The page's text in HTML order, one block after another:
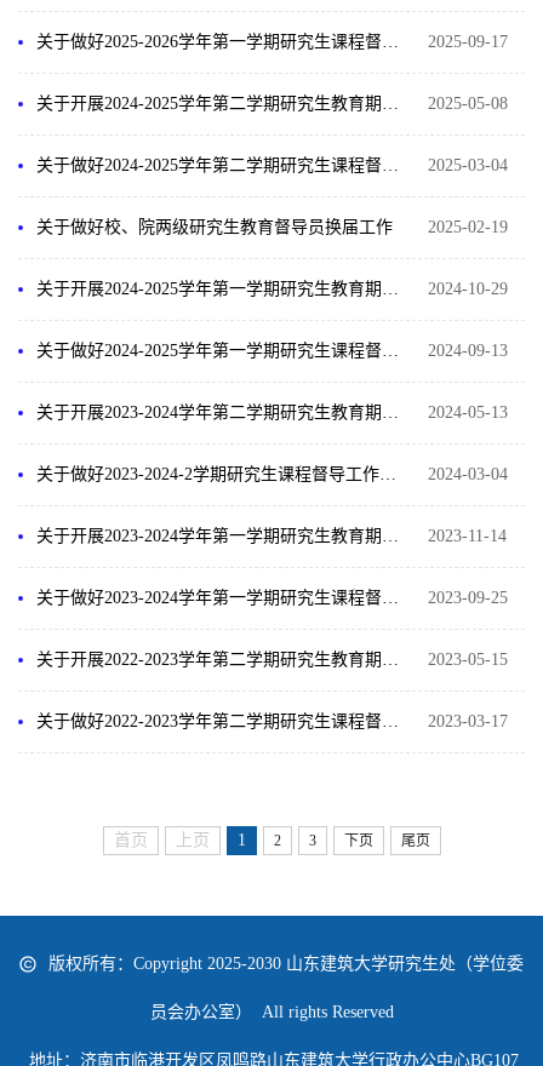
2025-09-17
2025-05-08
2025-03-04
2025-02-19
关于做好校、院两级研究生教育督导员换届工作
2024-10-29
2024-09-13
2024-05-13
2024-03-04
2023-11-14
2023-09-25
2023-05-15
2023-03-17
首页 上页 1 2 3 下页 尾页
版权所有：Copyright 2025-2030 山东建筑大学研究生处（学位委
员会办公室） All rights Reserved
地址：济南市临港开发区凤鸣路山东建筑大学行政办公中心BG107